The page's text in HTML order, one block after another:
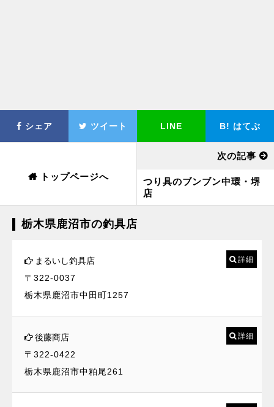
シェア ツイート LINE B! はてぶ
トップページへ
次の記事
つり具のブンブン中環・堺
店
栃木県鹿沼市の釣具店
まるいし釣具店
〒322-0037
栃木県鹿沼市中田町1257
詳細
後藤商店
〒322-0422
栃木県鹿沼市中粕尾261
詳細